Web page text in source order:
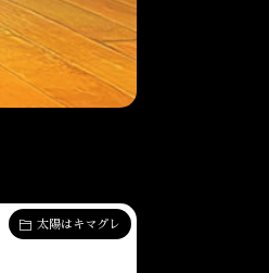
太陽はキマグレ